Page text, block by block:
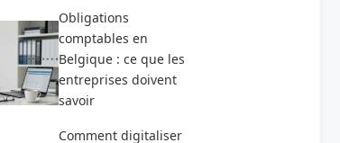
Obligations
comptables en
Belgique : ce que les
entreprises doivent
savoir
Comment digitaliser